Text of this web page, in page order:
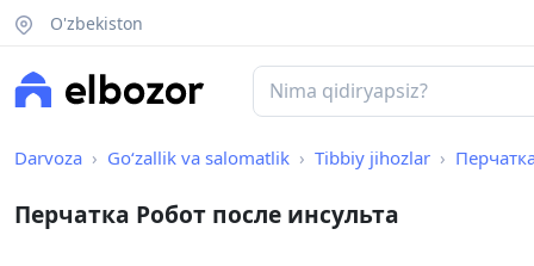
O'zbekiston
Darvoza Go‘zallik va salomatlik Tibbiy jihozlar
Перчатка Робот после инсульта